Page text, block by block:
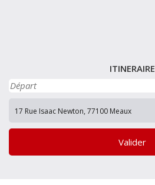
ITINERAIRE
Valider